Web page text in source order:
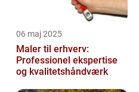
06 maj 2025
Maler til erhverv:
Professionel ekspertise
og kvalitetshåndværk